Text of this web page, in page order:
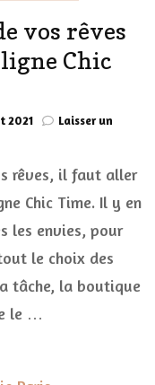
vos rêves
Chic
2021
Laisser un
rêves, il faut aller
Chic Time. Il y en
les envies, pour
le choix des
tâche, la boutique
le …